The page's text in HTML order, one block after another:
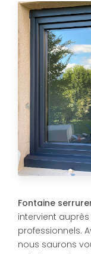
Fontaine
intervient
professionnels.
nous saurons